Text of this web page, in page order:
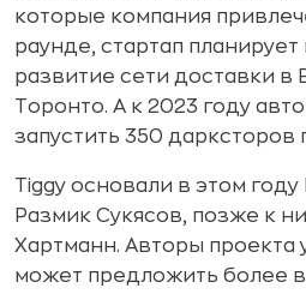
которые компания
раунде, стартап планирует
развитие сети доставки в
Торонто. А к 2023 году
запустить 350 дарксторов
Tiggy основали в этом
Размик Сукясов, позже к
Хартманн. Авторы проекта
может предложить более